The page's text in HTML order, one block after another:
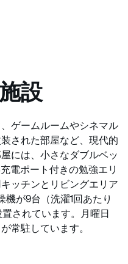
設
ゲームルームやシネマル
された部屋など、現代的
には、小さなダブルベッ
電ポート付きの勉強エリ
ッチンとリビングエリア
が9台（洗濯1回あたり
されています。月曜日
常駐しています。